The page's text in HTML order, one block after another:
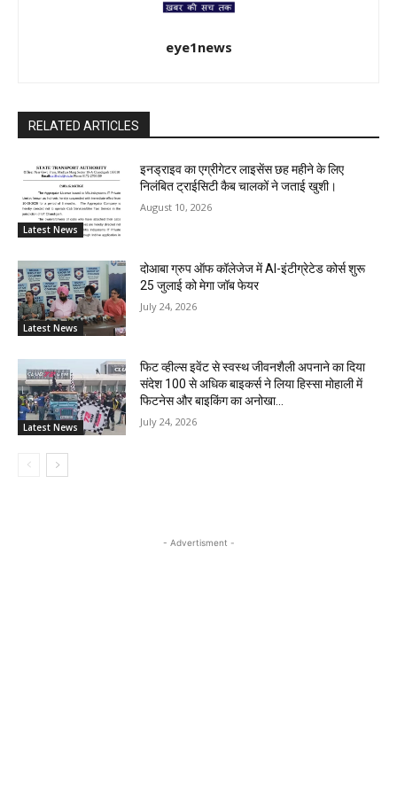
eye1news
RELATED ARTICLES
Latest News
इनड्राइव का एग्रीगेटर लाइसेंस छह महीने के लिए
निलंबित ट्राईसिटी कैब चालकों ने जताई खुशी।
August 10, 2026
Latest News
दोआबा ग्रुप ऑफ कॉलेजेज में AI-इंटीग्रेटेड कोर्स शुरू
25 जुलाई को मेगा जॉब फेयर
July 24, 2026
Latest News
फिट व्हील्स इवेंट से स्वस्थ जीवनशैली अपनाने का दिया
संदेश 100 से अधिक बाइकर्स ने लिया हिस्सा मोहाली में
फिटनेस और बाइकिंग का अनोखा...
July 24, 2026
- Advertisment -